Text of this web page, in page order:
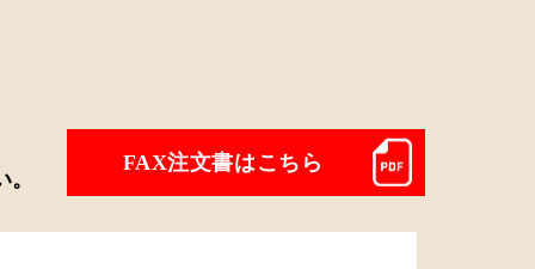
FAX注文書はこちら